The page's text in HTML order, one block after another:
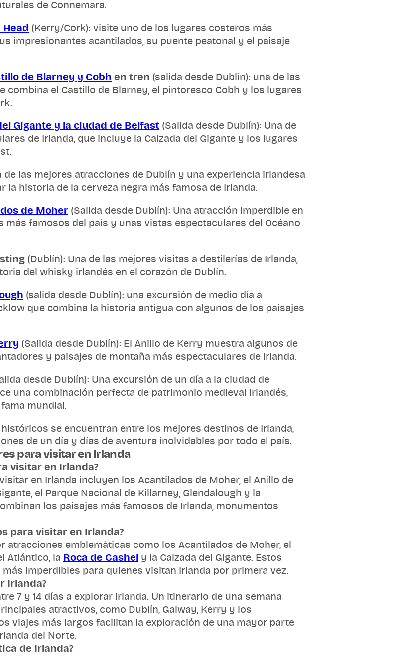
de Connemara.
(Kerry/Cork): visite uno de los lugares costeros más
impresionantes acantilados, su puente peatonal y el paisaje
de Blarney y Cobh en tren (salida desde Dublín): una de las
combina el Castillo de Blarney, el pintoresco Cobh y los lugares
Gigante y la ciudad de Belfast (Salida desde Dublín): Una de
de Irlanda, que incluye la Calzada del Gigante y los lugares
de las mejores atracciones de Dublín y una experiencia irlandesa
la historia de la cerveza negra más famosa de Irlanda.
de Moher (Salida desde Dublín): Una atracción imperdible en
más famosos del país y unas vistas espectaculares del Océano
(Dublín): Una de las mejores visitas a destilerías de Irlanda,
del whisky irlandés en el corazón de Dublín.
(salida desde Dublín): una excursión de medio día a
que combina la historia antigua con algunos de los paisajes
(Salida desde Dublín): El Anillo de Kerry muestra algunos de
y paisajes de montaña más espectaculares de Irlanda.
desde Dublín): Una excursión de un día a la ciudad de
una combinación perfecta de patrimonio medieval irlandés,
mundial.
se encuentran entre los mejores destinos de Irlanda,
de un día y días de aventura inolvidables por todo el país.
para visitar en Irlanda
visitar en Irlanda?
en Irlanda incluyen los Acantilados de Moher, el Anillo de
el Parque Nacional de Killarney, Glendalough y la
los paisajes más famosos de Irlanda, monumentos
para visitar en Irlanda?
atracciones emblemáticas como los Acantilados de Moher, el
Atlántico, la Roca de Cashel y la Calzada del Gigante. Estos
imperdibles para quienes visitan Irlanda por primera vez.
Irlanda?
7 y 14 días a explorar Irlanda. Un itinerario de una semana
atractivos, como Dublín, Galway, Kerry y los
viajes más largos facilitan la exploración de una mayor parte
del Norte.
de Irlanda?